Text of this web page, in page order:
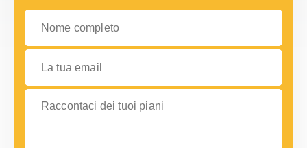
Nome completo
La tua email
Raccontaci dei tuoi piani